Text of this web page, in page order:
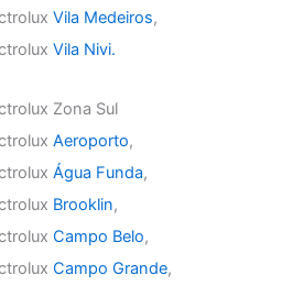
Vila Medeiros,
Vila Nivi.
Zona Sul
Aeroporto,
Água Funda,
Brooklin,
Campo Belo,
Campo Grande,